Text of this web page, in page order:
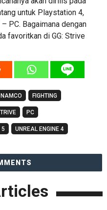
untuk Playstation 4,
PC. Bagaimana dengan
favoritkan di GG: Strive
FIGHTING
PC
5 UNREAL ENGINE 4